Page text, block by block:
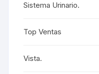
Sistema Urinario.
Top Ventas
Vista.